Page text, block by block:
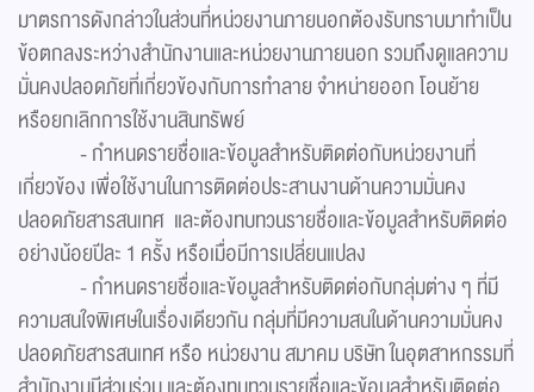
มาตรการดังกล่าวในส่วนที่หน่วยงานภายนอกต้องรับทราบมาทำเป็น
ข้อตกลงระหว่างสำนักงานและหน่วยงานภายนอก รวมถึงดูแลความ
มั่นคงปลอดภัยที่เกี่ยวข้องกับการทำลาย จำหน่ายออก โอนย้าย
หรือยกเลิกการใช้งานสินทรัพย์
- กำหนดรายชื่อและข้อมูลสำหรับติดต่อกับหน่วยงานที่
เกี่ยวข้อง เพื่อใช้งานในการติดต่อประสานงานด้านความมั่นคง
ปลอดภัยสารสนเทศ และต้องทบทวนรายชื่อและข้อมูลสำหรับติดต่อ
อย่างน้อยปีละ 1 ครั้ง หรือเมื่อมีการเปลี่ยนแปลง
- กำหนดรายชื่อและข้อมูลสำหรับติดต่อกับกลุ่มต่าง ๆ ที่มี
ความสนใจพิเศษในเรื่องเดียวกัน กลุ่มที่มีความสนในด้านความมั่นคง
ปลอดภัยสารสนเทศ หรือ หน่วยงาน สมาคม บริษัท ในอุตสาหกรรมที่